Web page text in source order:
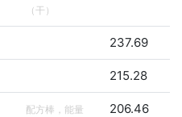
（干）
237.69
215.28
配方棒，能量
206.46